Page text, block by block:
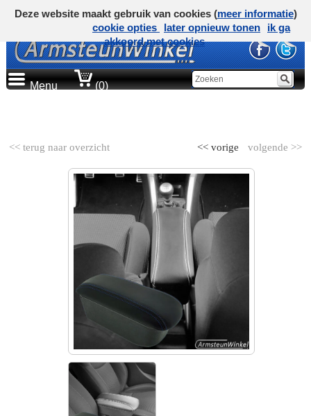
Menu (0)
<< terug naar overzicht volgende >>
<< vorige
Deze website maakt gebruik van cookies (meer informatie)
cookie opties
later opnieuw tonen
ik ga
akkoord met cookies